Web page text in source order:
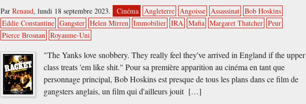
ParRenaud,lundi 18 septembre 2023. Cinéma Angleterre Angoisse Assassinat Bob Hoskins
Eddie Constantine Gangster Helen Mirren Immobilier IRA Mafia Margaret Thatcher Peur
Pierce Brosnan Royaume-Uni
"The Yanks love snobbery. They really feel they've arrived in England if the upper
class treats 'em like shit." Pour sa première apparition au cinéma en tant que
personnage principal, Bob Hoskins est presque de tous les plans dans ce film de
gangsters anglais, un film qui d'ailleurs jouit […]